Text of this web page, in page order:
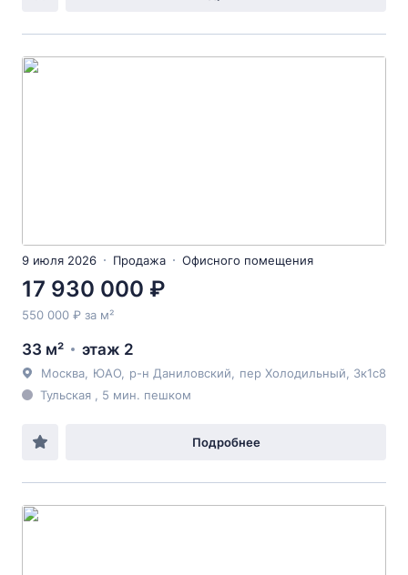
9 июля 2026 Продажа Офисного помещения
17 930 000 ₽
550 000 ₽ за м²
33 м² этаж 2
Москва ЮАО р-н Даниловский пер Холодильный , 3к1с8
Тульская , 5 мин. пешком
Подробнее